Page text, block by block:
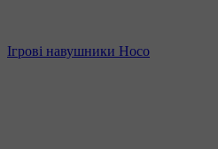
Ігрові навушники Hoco